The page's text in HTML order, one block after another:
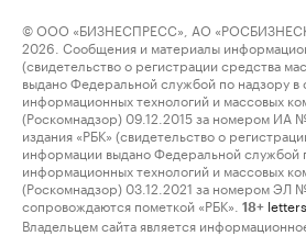
© ООО «БИЗНЕСПРЕСС», АО
2026. Сообщения и материалы
(свидетельство о регистрации средства
выдано Федеральной службой по надзору в
информационных технологий и массовых
(Роскомнадзор) 09.12.2015 за номером ИА
издания «РБК» (свидетельство о
информации выдано Федеральной службой
информационных технологий и массовых
(Роскомнадзор) 03.12.2021 за номером ЭЛ
сопровождаются пометкой «РБК».
18+
Владельцем сайта является